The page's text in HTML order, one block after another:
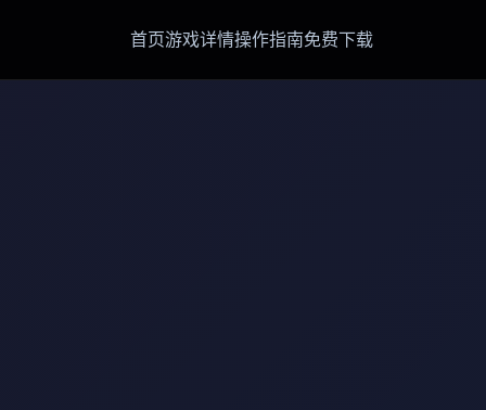
首页游戏详情操作指南免费下载